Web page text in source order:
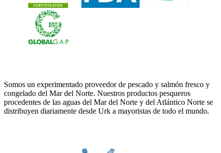
Somos un experimentado proveedor de pescado y salmón fresco y
congelado del Mar del Norte. Nuestros productos pesqueros
procedentes de las aguas del Mar del Norte y del Atlántico Norte se
distribuyen diariamente desde Urk a mayoristas de todo el mundo.